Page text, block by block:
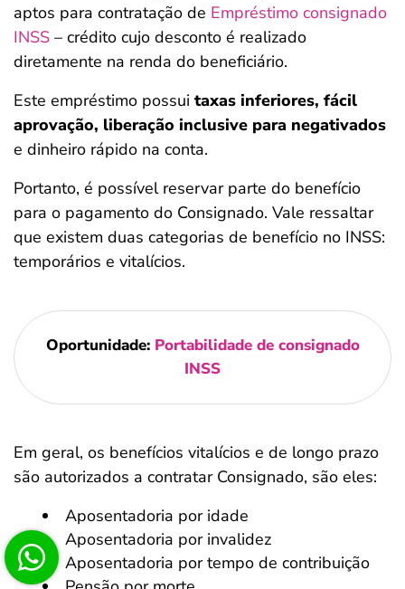
aptos para contratação de Empréstimo consignado
INSS – crédito cujo desconto é realizado
diretamente na renda do beneficiário.
Este empréstimo possui taxas inferiores, fácil
aprovação, liberação inclusive para negativados
e dinheiro rápido na conta.
Portanto, é possível reservar parte do benefício
para o pagamento do Consignado. Vale ressaltar
que existem duas categorias de benefício no INSS:
temporários e vitalícios.
Oportunidade: Portabilidade de consignado
INSS
Em geral, os benefícios vitalícios e de longo prazo
são autorizados a contratar Consignado, são eles:
Aposentadoria por idade
Aposentadoria por invalidez
Aposentadoria por tempo de contribuição